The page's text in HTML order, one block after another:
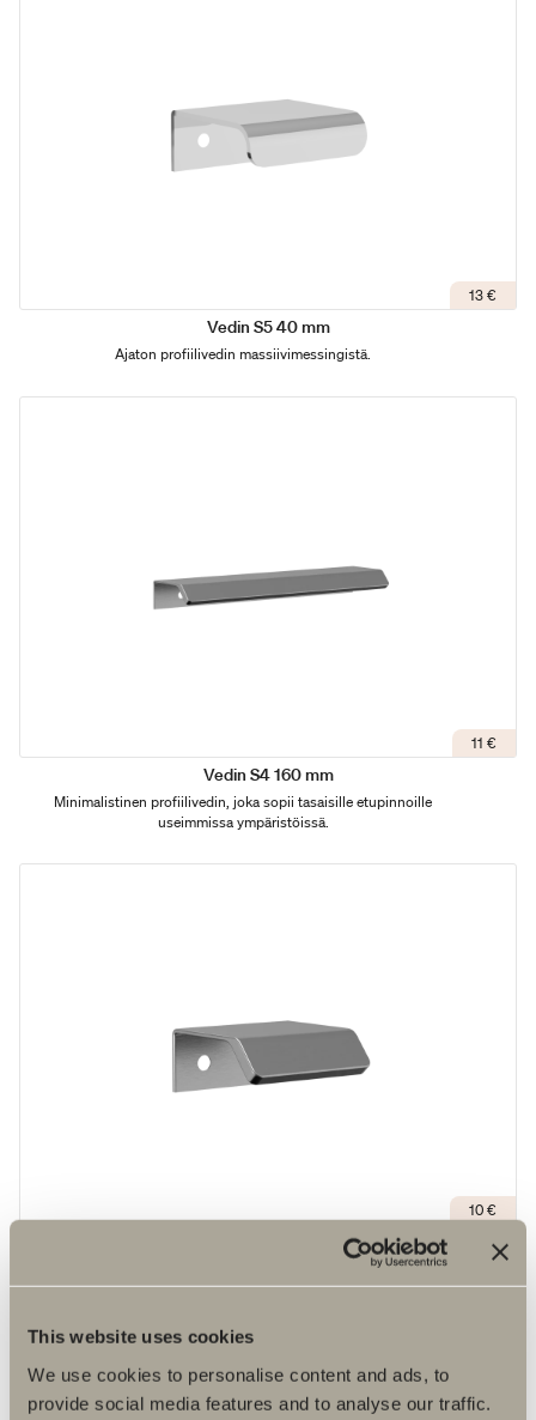
This website uses cookies
We use cookies to personalise content and ads, to
provide social media features and to analyse our traffic.
13 €
Vedin S5 40 mm
Ajaton profiilivedin massiivimessingistä.
11 €
Vedin S4 160 mm
Minimalistinen profiilivedin, joka sopii tasaisille etupinnoille
useimmissa ympäristöissä.
10 €
Minimalistinen profiilivedin, joka sopii tasaisille etupinnoille
useimmissa ympäristöissä.